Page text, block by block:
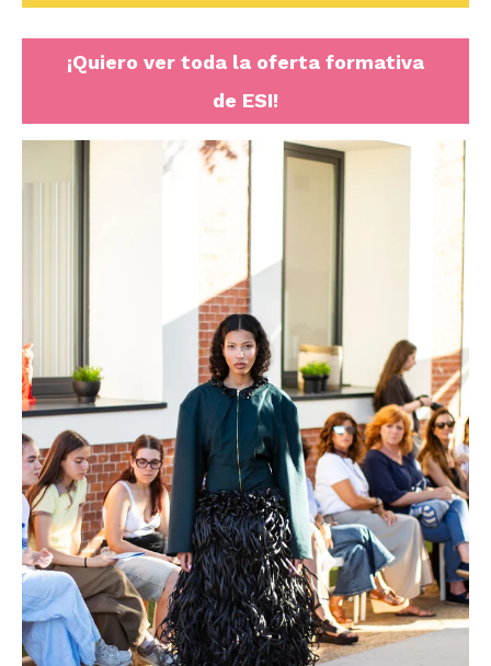
¡Quiero ver toda la oferta formativa
de ESI!